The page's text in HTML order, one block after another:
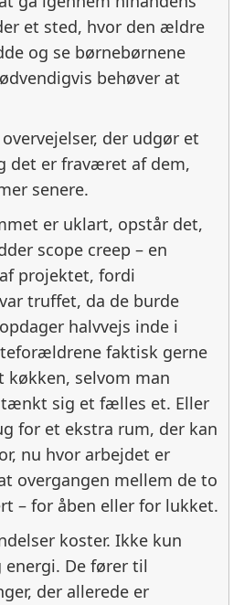
et sted, hvor den ældre
og se børnebørnene
behøver at
der udgør et
det er fraværet af dem,
senere.
er uklart, opstår det,
scope creep – en
projektet, fordi
truffet, da de burde
halvvejs inde i
faktisk gerne
køkken, selvom man
sig et fælles et. Eller
for et ekstra rum, der kan
nu hvor arbejdet er
overgangen mellem de to
– for åben eller for lukket.
koster. Ikke kun
De fører til
der allerede er